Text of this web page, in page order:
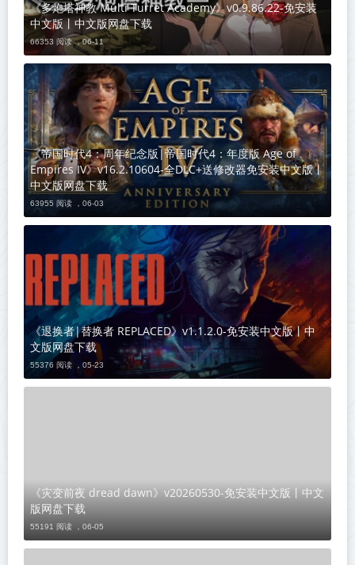
《多炮塔神教 Multi Turret Academy》v0.9.86.22-免安装
中文版丨中文版网盘下载
66353 阅读 ，06-11
《帝国时代4：周年纪念版|帝国时代4：年度版 Age of
Empires IV》v16.2.10604-全DLC+送修改器免安装中文版丨
中文版网盘下载
63955 阅读 ， 06-03
《退换者|替换者 REPLACED》v1.1.2.0-免安装中文版丨中
文版网盘下载
55376 阅读 ， 05-23
《灾变前夜 dread dawn》v20260530-免安装中文版丨中文
版网盘下载
55191 阅读 ， 06-05